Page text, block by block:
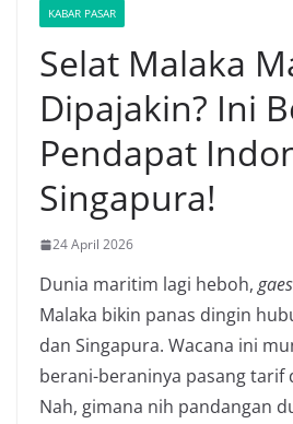
KABAR PASAR
Selat Malaka
Dipajakin? Ini
Pendapat
Singapura!
24 April 2026
Dunia maritim lagi heboh, gaes
Malaka bikin panas dingin
dan Singapura. Wacana ini
berani-beraninya pasang tarif
Nah, gimana nih pandangan